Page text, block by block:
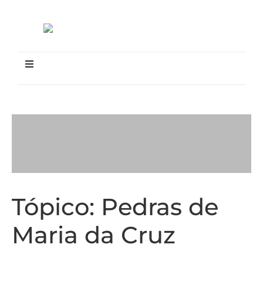
Tópico: Pedras de
Maria da Cruz